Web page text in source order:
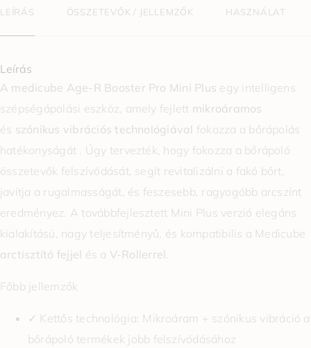
LEÍRÁS ÖSSZETEVŐK / JELLEMZŐK HASZNÁLAT
Leírás
A medicube Age-R Booster Pro Mini Plus egy intelligens
szépségápolási eszköz, amely fejlett mikroáramos
és szónikus vibrációs technológiával fokozza a bőrápolás
hatékonyságát . Úgy tervezték, hogy fokozza a bőrápoló
összetevők felszívódását, segít revitalizálni a fakó bőrt,
javítja a rugalmasságát, és feszesebb, ragyogóbb arcszínt
eredményez. A továbbfejlesztett Mini Plus verzió elegáns
kialakítású, nagy teljesítményű, és kompatibilis a Medicube
arctisztító fejjel és a V-Rollerrel.
Főbb jellemzők
✓ Kettős technológia: Mikroáram + szónikus vibráció a
bőrápoló termékek jobb felszívódásához